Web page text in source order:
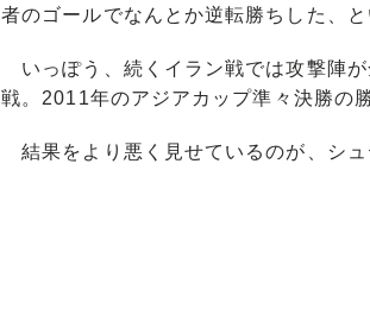
者のゴールでなんとか逆転勝ちした、と
いっぽう、続くイラン戦では攻撃陣
戦。2011年のアジアカップ準々決勝の
結果をより悪く見せているのが、シュ